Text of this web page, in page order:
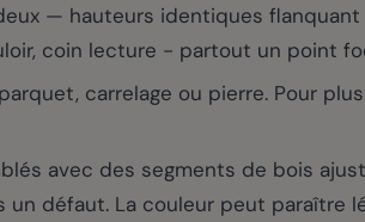
— hauteurs identiques
coin lecture - partout un point
parquet, carrelage ou pierre. Pour
avec des segments de bois
défaut. La couleur peut paraître